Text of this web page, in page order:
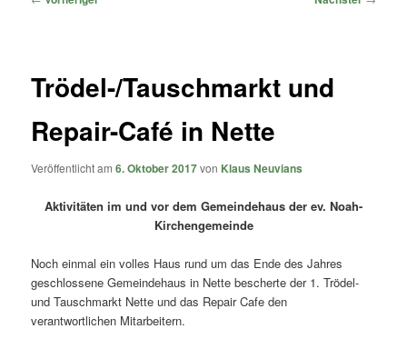
Trödel-/Tauschmarkt und
Repair-Café in Nette
Veröffentlicht am6. Oktober 2017von Klaus Neuvians
Aktivitäten im und vor dem Gemeindehaus der ev. Noah-
Kirchengemeinde
Noch einmal ein volles Haus rund um das Ende des Jahres
geschlossene Gemeindehaus in Nette bescherte der 1. Trödel-
und Tauschmarkt Nette und das Repair Cafe den
verantwortlichen Mitarbeitern.